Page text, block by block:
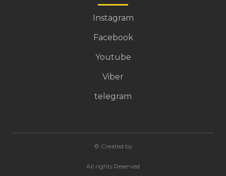
Instagram
Facebook
Youtube
Viber
telegram
© Created by
All rights Reserved